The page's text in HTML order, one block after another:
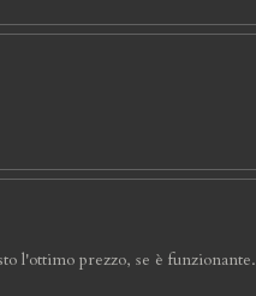
l'ottimo prezzo, se è funzionante.